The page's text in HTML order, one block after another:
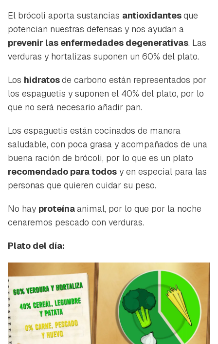
El brócoli aporta sustancias antioxidantesque
potencian nuestras defensas y nos ayudan a
prevenir las enfermedades degenerativas. Las
verduras y hortalizas suponen un 60% del plato.
Los hidratosde carbono están representados por
los espaguetis y suponen el 40% del plato, por lo
que no será necesario añadir pan.
Los espaguetis están cocinados de manera
saludable, con poca grasa y acompañados de una
buena ración de brócoli, por lo que es un plato
recomendado para todos y en especial para las
personas que quieren cuidar su peso.
No hay proteínaanimal, por lo que por la noche
cenaremos pescado con verduras.
Plato del día: